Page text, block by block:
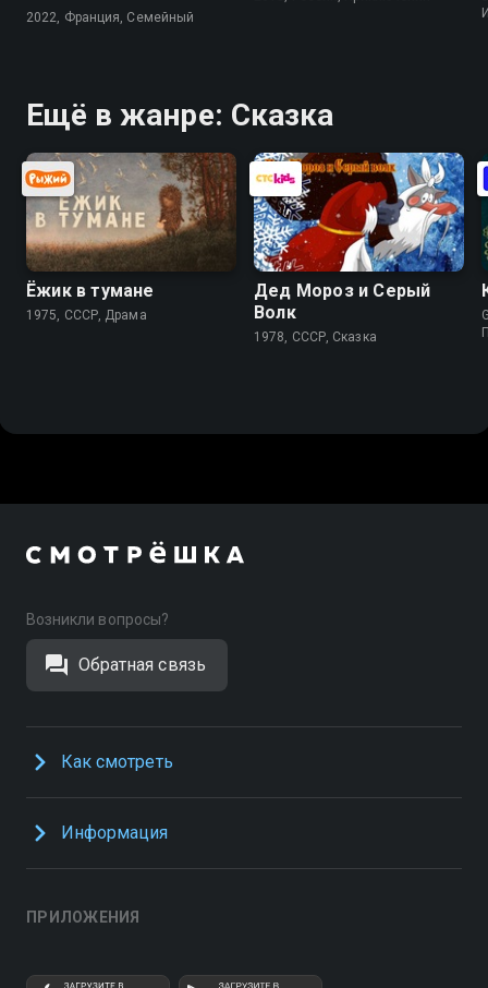
2022, Франция, Cемейный
Ещё в жанре: Сказка
Ёжик в тумане
1975, СССР, Драма
Дед Мороз и Серый
Волк
1978, СССР, Сказка
Возникли вопросы?
Обратная связь
Как смотреть
Информация
ПРИЛОЖЕНИЯ